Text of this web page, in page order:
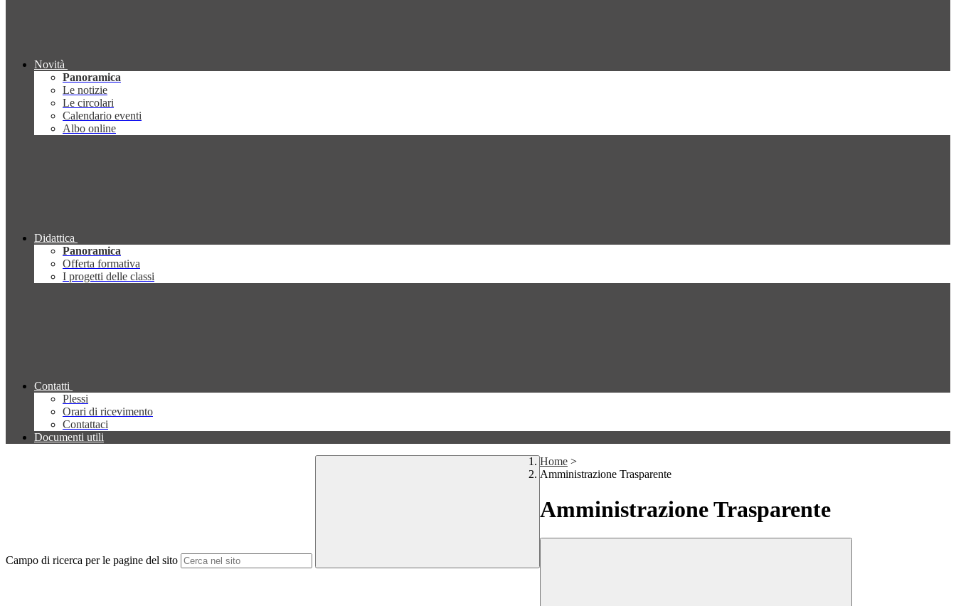
Novità
Panoramica
Le notizie
Le circolari
Calendario eventi
Albo online
Didattica
Panoramica
Offerta formativa
I progetti delle classi
Contatti
Plessi
Orari di ricevimento
Contattaci
Documenti utili
Campo di ricerca per le pagine del sito
Home >
Amministrazione Trasparente
Amministrazione Trasparente